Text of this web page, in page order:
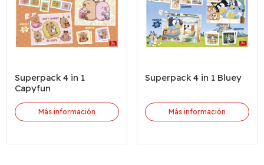
Superpack 4 in 1
Capyfun
Más información
Superpack 4 in 1 Bluey
Más información